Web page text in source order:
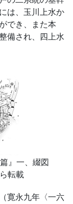
は、玉川上水か
でき、また本
備され、四上水
』一、綴図
転載
寛永九年〈一六